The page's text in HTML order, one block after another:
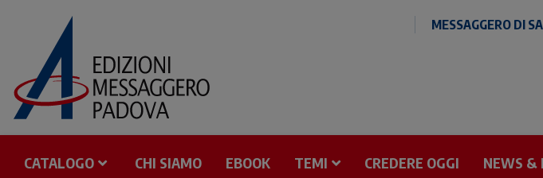
MESSAGGERO DI
CATALOGO CHI SIAMO EBOOK TEMI CREDERE OGGI NEWS &